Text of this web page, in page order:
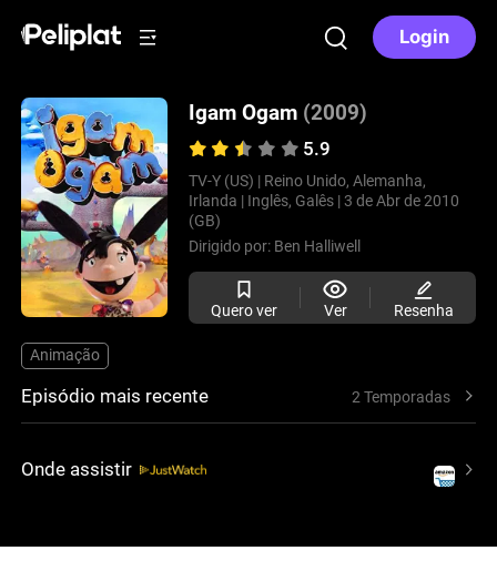
Login
Igam Ogam (2009)
5.9
TV-Y (US) | Reino Unido, Alemanha,
Irlanda | Inglês, Galês | 3 de Abr de 2010
(GB)
Dirigido por: Ben Halliwell
Quero ver Ver Resenha
Animação
Episódio mais recente 2 Temporadas
Onde assistir